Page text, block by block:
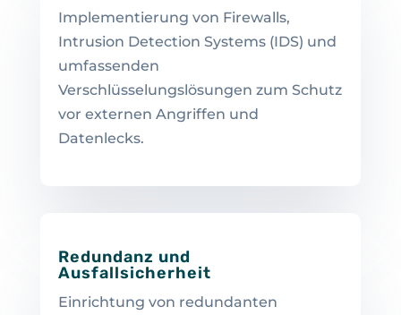
Implementierung von Firewalls,
Intrusion Detection Systems (IDS) und
umfassenden
Verschlüsselungslösungen zum Schutz
vor externen Angriffen und
Datenlecks.
Redundanz und
Ausfallsicherheit
Einrichtung von redundanten